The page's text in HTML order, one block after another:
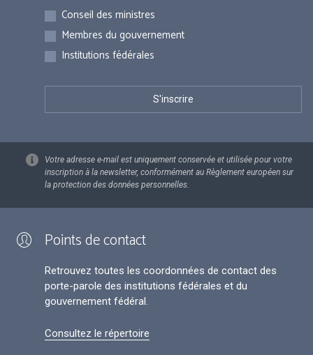
Inscriptions
Conseil des ministres
Membres du gouvernement
Institutions fédérales
Votre adresse e-mail est uniquement conservée et utilisée pour votre
inscription à la newsletter, conformément au Règlement européen sur
la protection des données personnelles.
Points de contact
Retrouvez toutes les coordonnées de contact des
porte-parole des institutions fédérales et du
gouvernement fédéral.
Consultez le répertoire